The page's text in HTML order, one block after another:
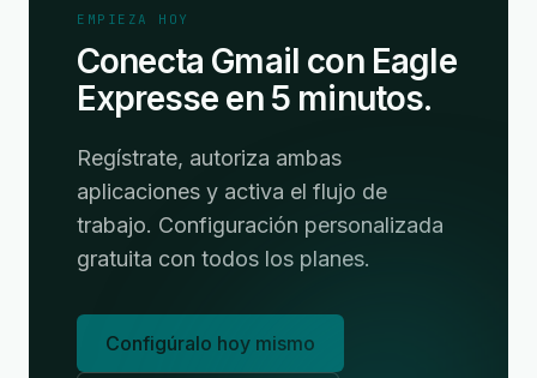
EMPIEZA HOY
Conecta Gmail con Eagle
Expresse en 5 minutos.
Regístrate, autoriza ambas
aplicaciones y activa el flujo de
trabajo. Configuración personalizada
gratuita con todos los planes.
Configúralo hoy mismo